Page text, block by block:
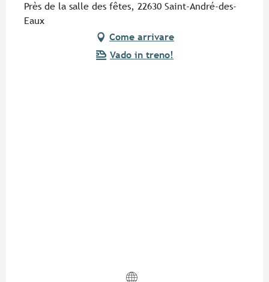
Près de la salle des fêtes, 22630 Saint-André-des-
Eaux
Come arrivare
Vado in treno!